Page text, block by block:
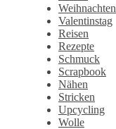
Weihnachten
Valentinstag
Reisen
Rezepte
Schmuck
Scrapbook
Nähen
Stricken
Upcycling
Wolle